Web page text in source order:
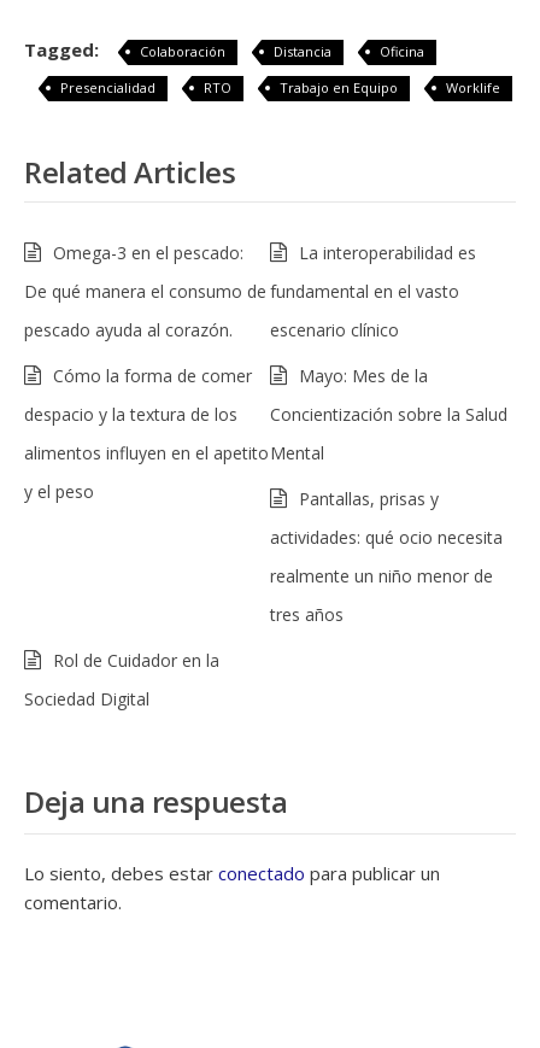
Tagged: Colaboración Distancia
Oficina
Presencialidad
RTO Trabajo en Equipo Worklife
Related Articles
Omega-3 en el pescado:
De qué manera el consumo de
pescado ayuda al corazón.
La interoperabilidad es
fundamental en el vasto
escenario clínico
Cómo la forma de comer
despacio y la textura de los
alimentos influyen en el apetito
y el peso
Mayo: Mes de la
Concientización sobre la Salud
Mental
Pantallas, prisas y
actividades: qué ocio necesita
realmente un niño menor de
tres años
Rol de Cuidador en la
Sociedad Digital
Deja una respuesta
Lo siento, debes estar conectado para publicar un
comentario.